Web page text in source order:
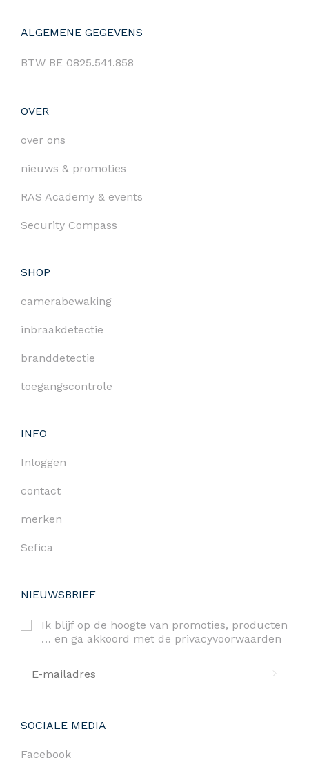
ALGEMENE GEGEVENS
BTW BE 0825.541.858
OVER
over ons
nieuws & promoties
RAS Academy & events
Security Compass
SHOP
camerabewaking
inbraakdetectie
branddetectie
toegangscontrole
INFO
Inloggen
contact
merken
Sefica
NIEUWSBRIEF
Ik blijf op de hoogte van promoties, producten
… en ga akkoord met de privacyvoorwaarden
SOCIALE MEDIA
Facebook